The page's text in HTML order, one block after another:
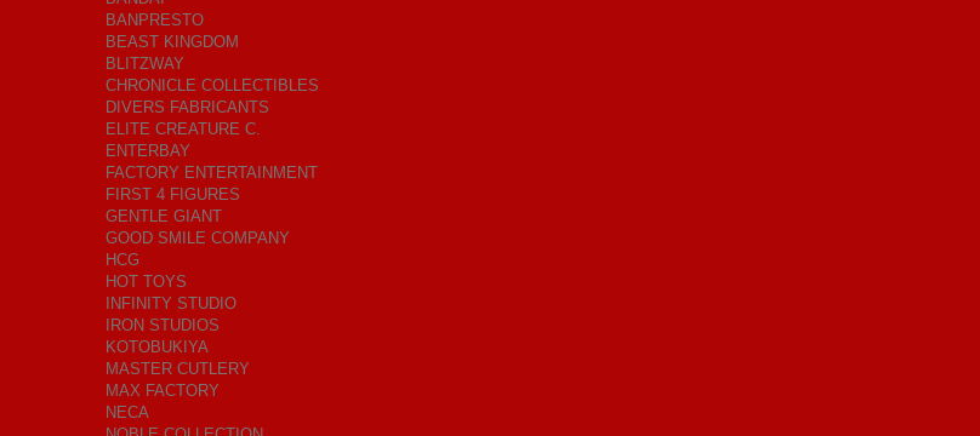
BANPRESTO
BEAST KINGDOM
BLITZWAY
CHRONICLE COLLECTIBLES
DIVERS FABRICANTS
ELITE CREATURE C.
ENTERBAY
FACTORY ENTERTAINMENT
FIRST 4 FIGURES
GENTLE GIANT
GOOD SMILE COMPANY
HCG
HOT TOYS
INFINITY STUDIO
IRON STUDIOS
KOTOBUKIYA
MASTER CUTLERY
MAX FACTORY
NECA